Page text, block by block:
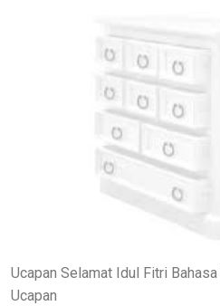
Ucapan Selamat Idul Fitri
Ucapan